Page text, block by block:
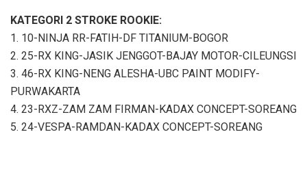
KATEGORI 2 STROKE ROOKIE:
1. 10-NINJA RR-FATIH-DF TITANIUM-BOGOR
2. 25-RX KING-JASIK JENGGOT-BAJAY MOTOR-CILEUNGSI
3. 46-RX KING-NENG ALESHA-UBC PAINT MODIFY-
PURWAKARTA
4. 23-RXZ-ZAM ZAM FIRMAN-KADAX CONCEPT-SOREANG
5. 24-VESPA-RAMDAN-KADAX CONCEPT-SOREANG